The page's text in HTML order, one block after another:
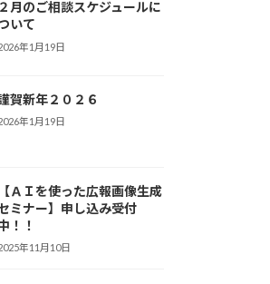
２月のご相談スケジュールに
いて
年1月19日
賀新年２０２６
年1月19日
【ＡＩを使った広報画像生成
ミナー】申し込み受付
！！
年11月10日